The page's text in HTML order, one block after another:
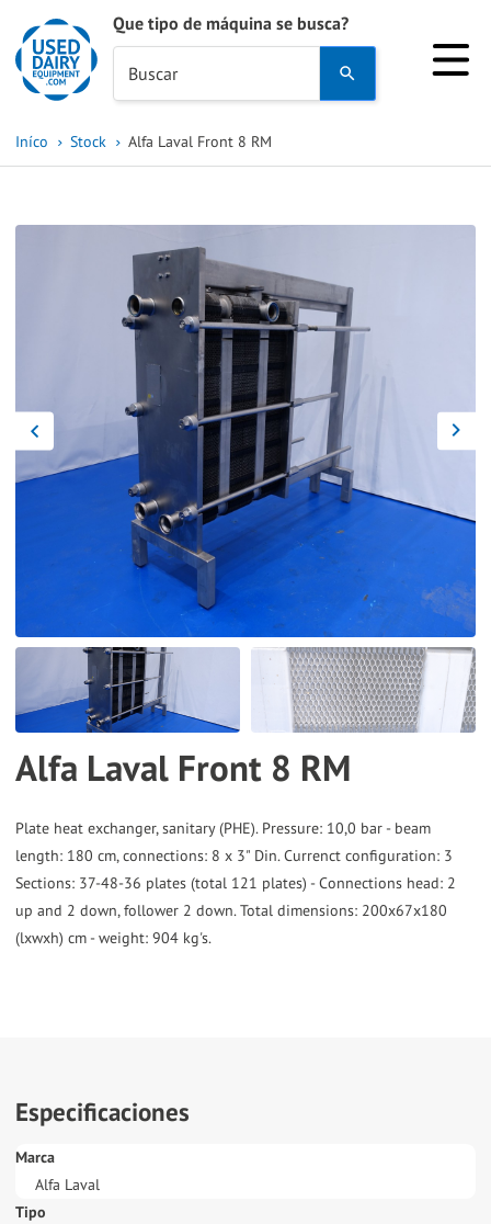
Que tipo de máquina se busca?
Buscar
and
select
a
result.
Press
enter
to
go
to
the
selected
result.
Touch
device
can
use
and
swipe
gestures.
Iníco Stock Alfa Laval Front 8 RM
Alfa Laval Front 8 RM
Plate heat exchanger, sanitary (PHE). Pressure: 10,0 bar - beam
length: 180 cm, connections: 8 x 3" Din. Currenct configuration: 3
Sections: 37-48-36 plates (total 121 plates) - Connections head: 2
up and 2 down, follower 2 down. Total dimensions: 200x67x180
(lxwxh) cm - weight: 904 kg's.
Especificaciones
Marca
Alfa Laval
Tipo